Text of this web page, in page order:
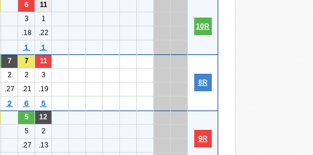
6 11
10R
3
1
.18
.22
１ １
7 7 11
8R
2 2
3
.27 .21
.19
２ ６ ５
5 12
9R
5
2
.27
.13